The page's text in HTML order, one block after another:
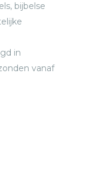
bijbelse
in
vanaf